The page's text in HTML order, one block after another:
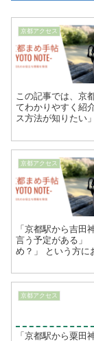
京都アクセス
この記事では、京
てわかりやすく紹
ス方法が知りたい
京都アクセス
「京都駅から吉田
言う予定がある」
め？」 という方におすすめです。
京都アクセス
「京都駅から粟田